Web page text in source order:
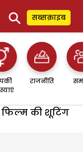
⚲ सब्सक्राइब
राजनीति
फिल्म की शूटिंग